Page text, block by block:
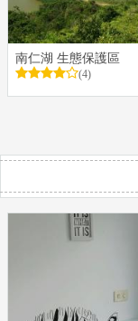
南仁湖 生態保護區
(4)